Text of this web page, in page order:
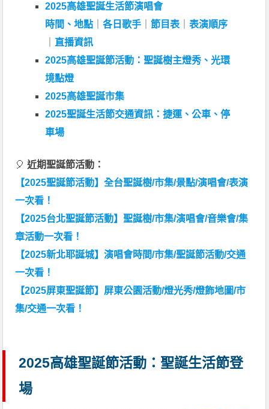
2025高雄聖誕生活節演唱會
時間、地點 ｜各日歌手 ｜節目表 ｜表演順序
直播資訊
2025高雄聖誕節活動：聖誕樹主燈秀、光環
境點燈
2025高雄聖誕市集
2025聖誕生活節交通資訊：捷運、公車、停
車場
🎈近期聖誕節活動：
【2025聖誕節活動】全台聖誕樹/市集/景點/演唱會/表演
一次看！
【2025台北聖誕節活動】聖誕樹/市集/演唱會/音樂會/集
章活動一次看！
【2025新北耶誕城】演唱會時間/市集/聖誕節活動/交通
一次看！
【2025屏東聖誕節】屏東公園活動/燈光秀/燈飾地圖/市
集/交通一次看！
2025高雄聖誕節活動：聖誕生活節登
場